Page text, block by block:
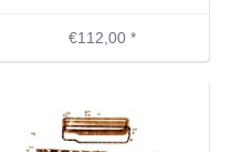
€112,00 *